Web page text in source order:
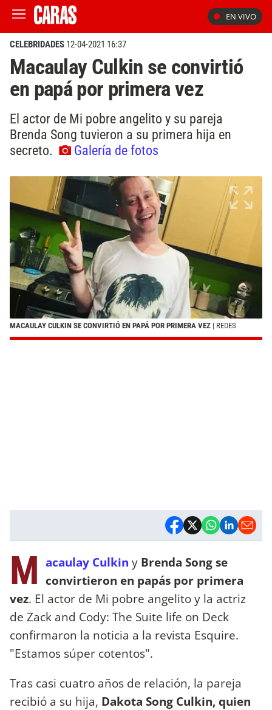
EN VIVO
CELEBRIDADES 12-04-2021 16:37
Macaulay Culkin se convirtió
en papá por primera vez
El actor de Mi pobre angelito y su pareja
Brenda Song tuvieron a su primera hija en
secreto.
Galería de fotos
MACAULAY CULKIN SE CONVIRTIÓ EN PAPÁ POR PRIMERA VEZ | REDES
M acaulay Culkin y Brenda Song se
convirtieron en papás por primera
vez. El actor de Mi pobre angelito y la actriz
de Zack and Cody: The Suite life on Deck
confirmaron la noticia a la revista Esquire.
"Estamos súper cotentos".
Tras casi cuatro años de relación, la pareja
recibió a su hija, Dakota Song Culkin, quien